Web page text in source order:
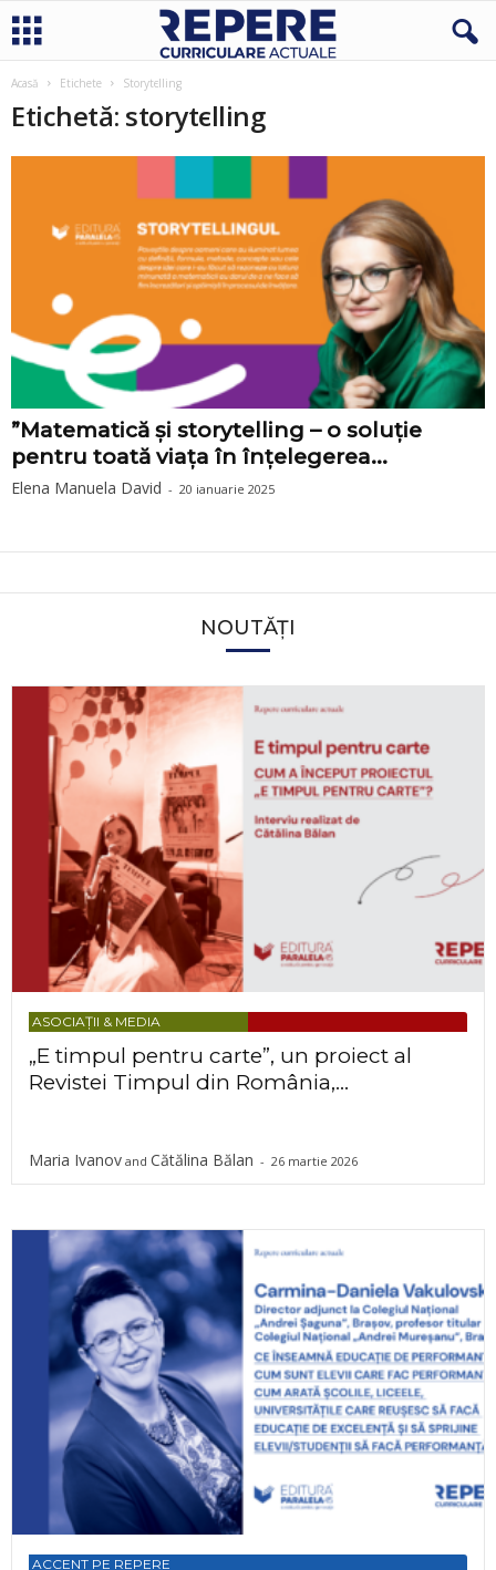
Acasă Etichete Storytєlling
Etichetă: storytєlling
”Matematică și storytelling – o soluție
pentru toată viața în înțelegerea...
Elena Manuela David - 20 ianuarie 2025
NOUTĂȚI
ASOCIAȚII & MEDIA
„E timpul pentru carte”, un proiect al
Revistei Timpul din România,...
Maria Ivanov and Cătălina Bălan - 26 martie 2026
ACCENT PE REPERE